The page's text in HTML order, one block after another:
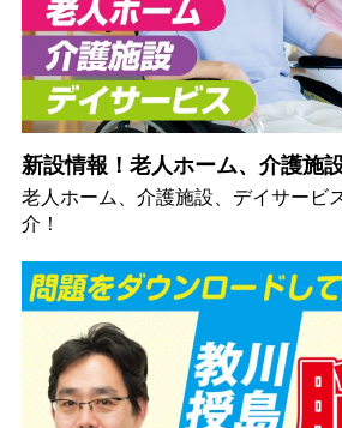
新設情報！老人ホーム、介護施
老人ホーム、介護施設、デイサービ
介！